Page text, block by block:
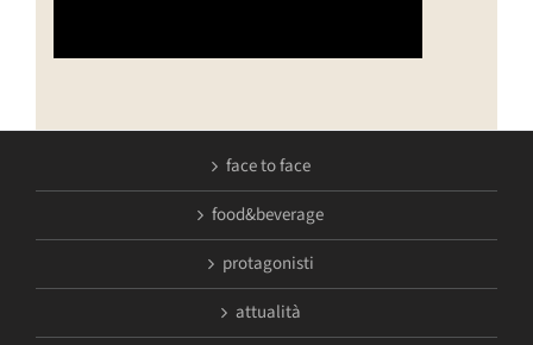
face to face
food&beverage
protagonisti
attualità